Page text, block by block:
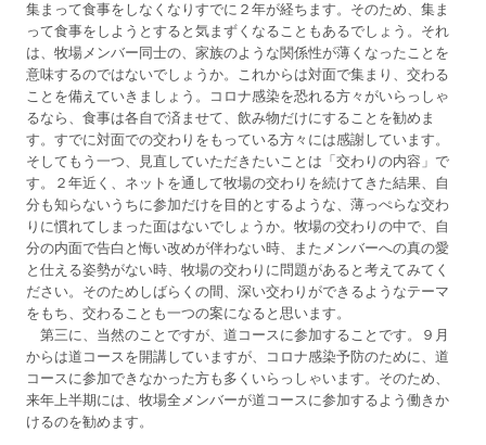
集まって食事をしなくなりすでに２年が経ちます。そのため、集ま
って食事をしようとすると気まずくなることもあるでしょう。それ
は、牧場メンバー同士の、家族のような関係性が薄くなったことを
意味するのではないでしょうか。これからは対面で集まり、交わる
ことを備えていきましょう。コロナ感染を恐れる方々がいらっしゃ
るなら、食事は各自で済ませて、飲み物だけにすることを勧めま
す。すでに対面での交わりをもっている方々には感謝しています。
そしてもう一つ、見直していただきたいことは「交わりの内容」で
す。２年近く、ネットを通して牧場の交わりを続けてきた結果、自
分も知らないうちに参加だけを目的とするような、薄っぺらな交わ
りに慣れてしまった面はないでしょうか。牧場の交わりの中で、自
分の内面で告白と悔い改めが伴わない時、またメンバーへの真の愛
と仕える姿勢がない時、牧場の交わりに問題があると考えてみてく
ださい。そのためしばらくの間、深い交わりができるようなテーマ
をもち、交わることも一つの案になると思います。
第三に、当然のことですが、道コースに参加することです。９月
からは道コースを開講していますが、コロナ感染予防のために、道
コースに参加できなかった方も多くいらっしゃいます。そのため、
来年上半期には、牧場全メンバーが道コースに参加するよう働きか
けるのを勧めます。